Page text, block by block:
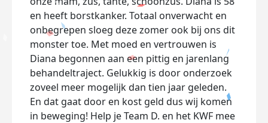
en heeft borstkanker. Totaal onverwacht en
onbegrepen sloeg deze zomer ook bij ons dit
monster toe. Met moed en vertrouwen is
Diana begonnen aan een pittig en jarenlang
behandeltraject. Gelukkig is door onderzoek
zoveel meer mogelijk dan tien jaar geleden.
En dat gaat door en kost geld dus wij komen
in beweging! Help je Team D. en het KWF mee